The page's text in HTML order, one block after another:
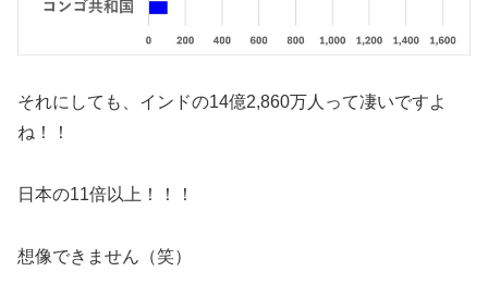
それにしても、インドの14億2,860万人って凄いですよ
ね！！
日本の11倍以上！！！
想像できません（笑）